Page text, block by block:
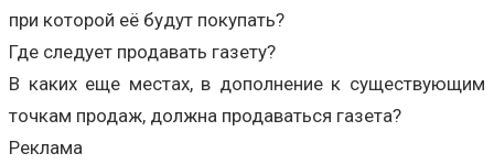
при которой её будут покупать?
Где следует продавать газету?
В каких еще местах, в дополнение к существующим
точкам продаж, должна продаваться газета?
Реклама